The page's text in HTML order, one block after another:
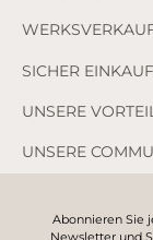
SICHER
UNSERE
UNSERE
Abonnieren Sie
Newsletter und